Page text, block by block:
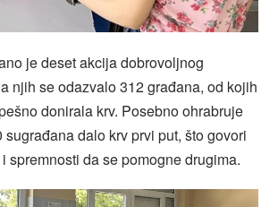
je deset akcija dobrovoljnog
njih se odazvalo 312 građana, od kojih
donirala krv. Posebno ohrabruje
sugrađana dalo krv prvi put, što govori
spremnosti da se pomogne drugima.